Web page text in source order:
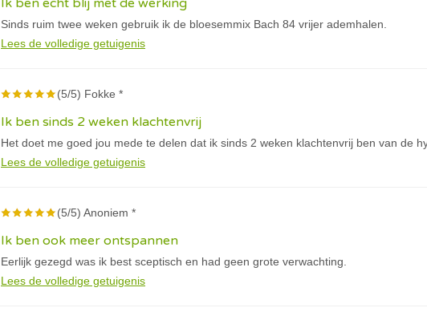
Ik ben echt blij met de werking
Sinds ruim twee weken gebruik ik de bloesemmix Bach 84 vrijer ademhalen.
Lees de volledige getuigenis
(5/5) Fokke *
Ik ben sinds 2 weken klachtenvrij
Het doet me goed jou mede te delen dat ik sinds 2 weken klachtenvrij ben van de
Lees de volledige getuigenis
(5/5) Anoniem *
Ik ben ook meer ontspannen
Eerlijk gezegd was ik best sceptisch en had geen grote verwachting.
Lees de volledige getuigenis